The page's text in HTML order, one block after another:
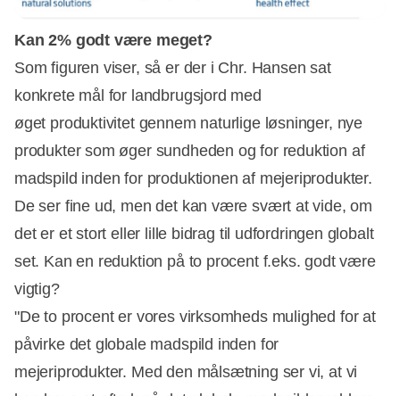
Kan 2% godt være meget?
Som figuren viser, så er der i Chr. Hansen sat
konkrete mål for landbrugsjord med
øget produktivitet gennem naturlige løsninger, nye
produkter som øger sundheden og for reduktion af
madspild inden for produktionen af mejeriprodukter.
De ser fine ud, men det kan være svært at vide, om
det er et stort eller lille bidrag til udfordringen globalt
set. Kan en reduktion på to procent f.eks. godt være
vigtig?
"De to procent er vores virksomheds mulighed for at
påvirke det globale madspild inden for
mejeriprodukter. Med den målsætning ser vi, at vi